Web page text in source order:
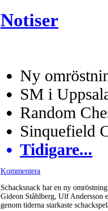
Notiser
Ny
SM i
Random
Sinquefield
Tidigare...
Kommentera
Schacksnack har en ny
Gideon Ståhlberg, Ulf Andersson
genom tiderna starkaste